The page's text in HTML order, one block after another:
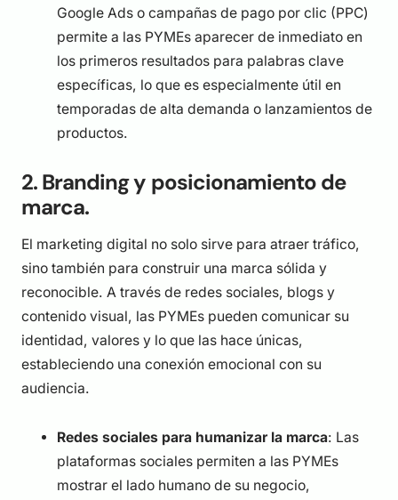
Google Ads o campañas de pago por clic (PPC)
permite a las PYMEs aparecer de inmediato en
los primeros resultados para palabras clave
específicas, lo que es especialmente útil en
temporadas de alta demanda o lanzamientos de
productos.
2. Branding y posicionamiento de
marca.
El marketing digital no solo sirve para atraer tráfico,
sino también para construir una marca sólida y
reconocible. A través de redes sociales, blogs y
contenido visual, las PYMEs pueden comunicar su
identidad, valores y lo que las hace únicas,
estableciendo una conexión emocional con su
audiencia.
Redes sociales para humanizar la marca: Las
plataformas sociales permiten a las PYMEs
mostrar el lado humano de su negocio,